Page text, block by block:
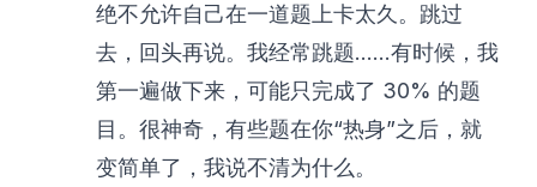
绝不允许自己在一道题上卡太久。跳过
去，回头再说。我经常跳题……有时候，我
第一遍做下来，可能只完成了 30% 的题
目。很神奇，有些题在你“热身”之后，就
变简单了，我说不清为什么。